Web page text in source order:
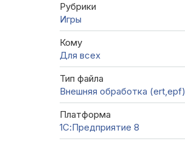
Рубрики
Игры
Кому
Для всех
Тип файла
Внешняя обработка (ert,epf)
Платформа
1С:Предприятие 8